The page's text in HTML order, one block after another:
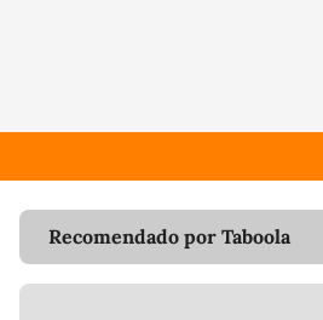
Recomendado por Taboola